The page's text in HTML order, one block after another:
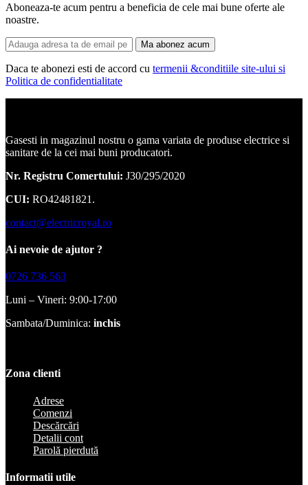
Aboneaza-te acum pentru a beneficia de cele mai bune oferte ale
noastre.
Ma abonez acum
Daca te abonezi esti de accord cu termenii &conditiile site-ului si
Politica de confidentialitate
Gasesti in magazinul nostru o gama variata de produse electrice si
sanitare de la cei mai buni producatori.
Nr. Registru Comertului: J30/295/2020
CUI: RO42481821.
contact@electricroyal.ro
Ai nevoie de ajutor ?
0726 736 563
Luni – Vineri: 9:00-17:00
Sambata/Duminica: inchis
Zona clienti
Adrese
Comenzi
Descărcări
Detalii cont
Parolă pierdută
Informatii utile